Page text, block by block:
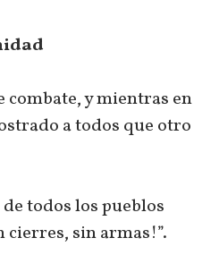
combate, y mientras en
a todos que otro
todos los pueblos
sin armas!”.